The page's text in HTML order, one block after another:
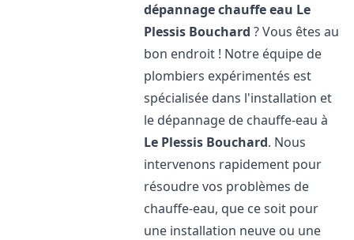
dépannage chauffe eau Le
Plessis Bouchard ? Vous êtes au
bon endroit ! Notre équipe de
plombiers expérimentés est
spécialisée dans l'installation et
le dépannage de chauffe-eau à
Le Plessis Bouchard. Nous
intervenons rapidement pour
résoudre vos problèmes de
chauffe-eau, que ce soit pour
une installation neuve ou une